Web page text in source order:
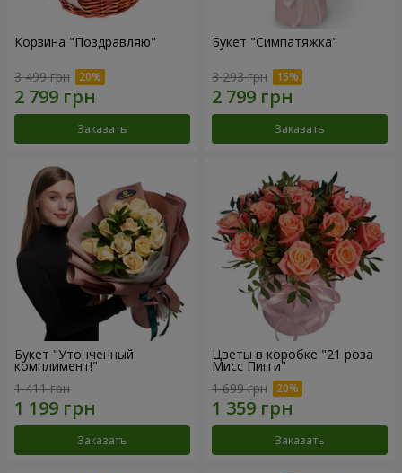
Корзина "Поздравляю"
3 499 грн
Заказать
Букет "Симпатяжка"
3 293 грн
Заказать
Букет "Утонченный
комплимент!"
1 411 грн
Заказать
Цветы в коробке "21 роза
Мисс Пигги"
1 699 грн
Заказать